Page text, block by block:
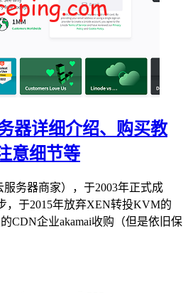
器详细介绍、购买教
意细节等
服务器商家），于2003年正式成
，于2015年放弃XEN转投KVM的
CDN企业akamai收购（但是依旧保